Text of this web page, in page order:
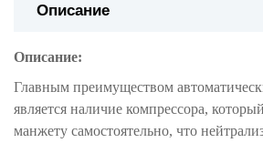
Описание
Описание:
Главным преимуществом
является наличие компрессора,
манжету самостоятельно, что